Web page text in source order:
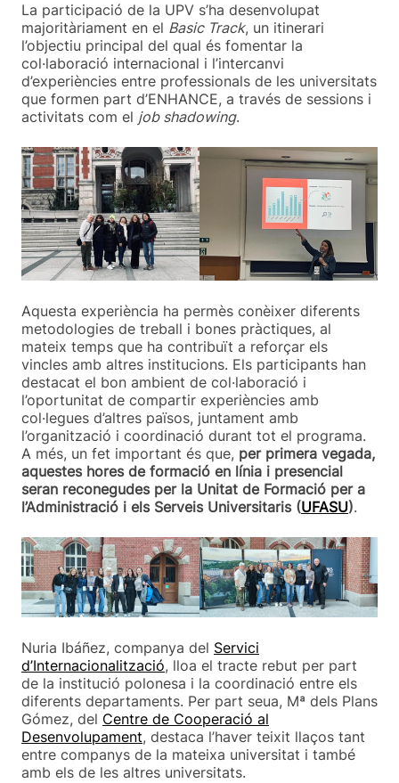
La participació de la UPV s’ha desenvolupat
majoritàriament en el Basic Track, un itinerari
l’objectiu principal del qual és fomentar la
col·laboració internacional i l’intercanvi
d’experiències entre professionals de les universitats
que formen part d’ENHANCE, a través de sessions i
activitats com el job shadowing.
Aquesta experiència ha permès conèixer diferents
metodologies de treball i bones pràctiques, al
mateix temps que ha contribuït a reforçar els
vincles amb altres institucions. Els participants han
destacat el bon ambient de col·laboració i
l’oportunitat de compartir experiències amb
col·legues d’altres països, juntament amb
l’organització i coordinació durant tot el programa.
A més, un fet important és que, per primera vegada,
aquestes hores de formació en línia i presencial
seran reconegudes per la Unitat de Formació per a
l’Administració i els Serveis Universitaris (UFASU).
Nuria Ibáñez, companya del Servici
d’Internacionalització, lloa el tracte rebut per part
de la institució polonesa i la coordinació entre els
diferents departaments. Per part seua, Mª dels Plans
Gómez, del Centre de Cooperació al
Desenvolupament, destaca l’haver teixit llaços tant
entre companys de la mateixa universitat i també
amb els de les altres universitats.